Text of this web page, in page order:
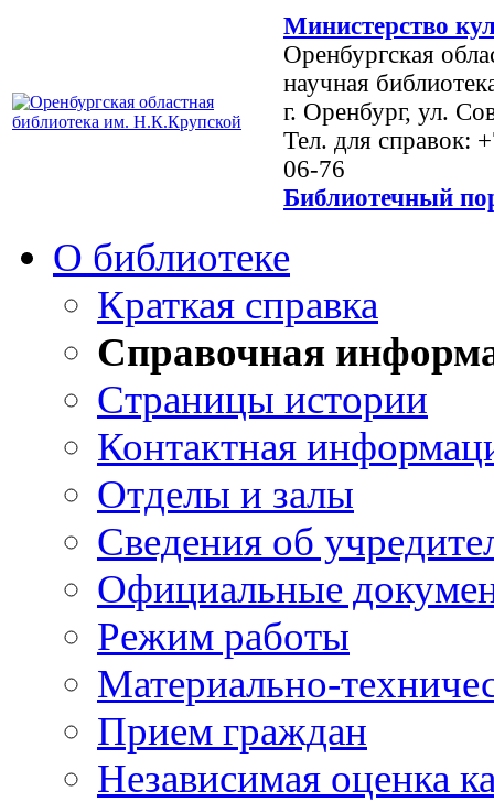
Министерство
Оренбургская
научная
г. Оренбург, ул.
Тел. для справок:
06-76
Библиотечный
О библиотеке
Краткая справка
Справочная
Страницы истории
Контактная
Отделы и залы
Сведения об
Официальные
Режим работы
Материально-
Прием граждан
Независимая оценка